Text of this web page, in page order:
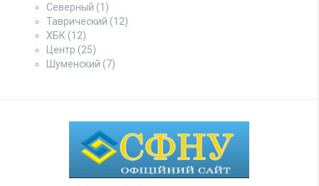
Северный (1)
Таврический (12)
ХБК (12)
Центр (25)
Шуменский (7)